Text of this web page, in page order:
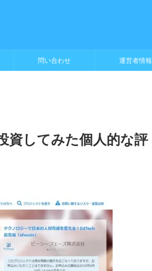
問い合わせ 運営者情報
資してみた個人的な評